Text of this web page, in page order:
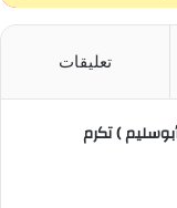
تعليقات
) تكرم